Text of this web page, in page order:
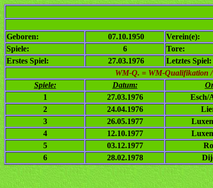
Geboren:
07.10.1950 Verein(e):
Spiele:
6 Tore:
Erstes Spiel:
27.03.1976 Letztes Spiel:
WM-Q. = WM-Qualifikation
Spiele:
Datum:
1
27.03.1976 Esch/
2
24.04.1976
3
26.05.1977
4
12.10.1977
5
03.12.1977
6
28.02.1978